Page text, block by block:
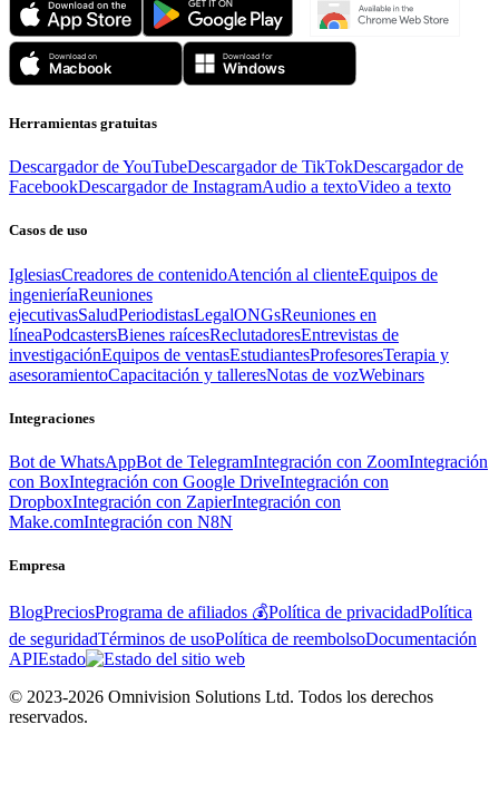
Herramientas gratuitas
Descargador de YouTubeDescargador de TikTokDescargador de
FacebookDescargador de InstagramAudio a textoVideo a texto
Casos de uso
IglesiasCreadores de contenidoAtención al clienteEquipos de
ingenieríaReuniones
ejecutivasSaludPeriodistasLegalONGsReuniones en
líneaPodcastersBienes raícesReclutadoresEntrevistas de
investigaciónEquipos de ventasEstudiantesProfesoresTerapia y
asesoramientoCapacitación y talleresNotas de vozWebinars
Integraciones
Bot de WhatsAppBot de TelegramIntegración con ZoomIntegración
con BoxIntegración con Google DriveIntegración con
DropboxIntegración con ZapierIntegración con
Make.comIntegración con N8N
Empresa
BlogPreciosPrograma de afiliados 💰Política de privacidadPolítica
de seguridadTérminos de usoPolítica de reembolsoDocumentación
APIEstado
© 2023-2026 Omnivision Solutions Ltd. Todos los derechos
reservados.